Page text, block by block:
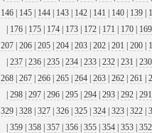
139
140
141
142
143
144
145
146
169
170
171
172
173
174
175
176
200
|
201
|
202
|
203
|
204
|
205
|
206
|
207
230
|
231
|
232
|
233
|
234
|
235
|
236
|
237
|
|
261
|
262
|
263
|
264
|
265
|
266
|
267
|
268
291
|
292
|
293
|
294
|
295
|
296
|
297
|
298
|
|
322
|
323
|
324
|
325
|
326
|
327
|
328
|
329
352
|
353
|
354
|
355
|
356
|
357
|
358
|
359
|